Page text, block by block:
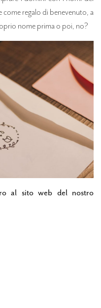
come regalo di benevenuto, a
nome prima o poi, no?
al sito web del nostro